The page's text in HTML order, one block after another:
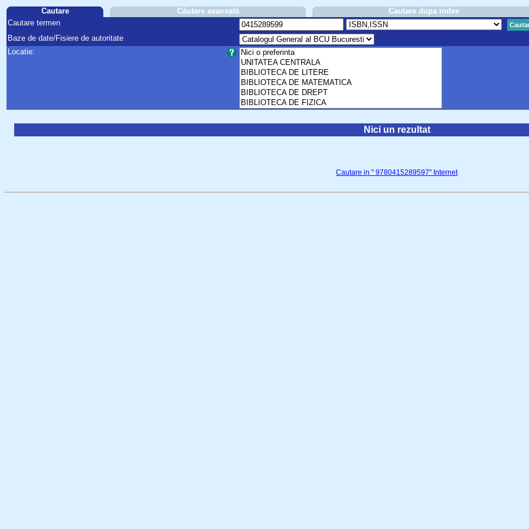
Cautare Căutare avansată Cautare dupa index
Cautare termen
Baze de date/Fisiere de autoritate
Locatie:
Nici un rezultat
Cautare in " 9780415289597" Internet